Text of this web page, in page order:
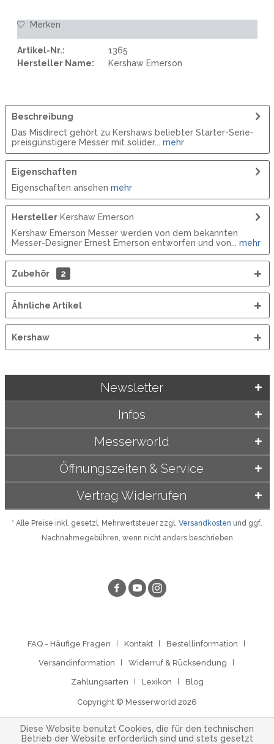
Merken
Artikel-Nr.:
1365
Hersteller Name:
Kershaw Emerson
Beschreibung
Das Misdirect gehört zu Kershaws beliebter Starter-Serie-
preisgünstigere Messer mit solider...
mehr
Eigenschaften
Eigenschaften ansehen mehr
HerstellerKershaw Emerson
Kershaw Emerson Messer werden von dem bekannten
Messer-Designer Ernest Emerson entworfen und von...
mehr
Zubehör 2
Ähnliche Artikel
Kershaw
Öffnungszeiten & Service
Infos
Messerworld
Newsletter
Vertrag Widerrufen
* Alle Preise inkl. gesetzl. Mehrwertsteuer zzgl. Versandkosten und ggf.
Nachnahmegebühren, wenn nicht anders beschrieben
FAQ - Häufige Fragen Kontakt Bestellinformation
Versandinformation Widerruf & Rücksendung
Zahlungsarten Lexikon Blog
Copyright © Messerworld 2026
Diese Website benutzt Cookies, die für den technischen
Betrieb der Website erforderlich sind und stets gesetzt